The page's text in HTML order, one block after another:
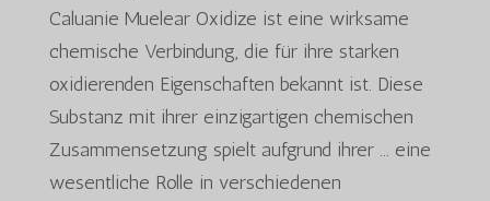
Caluanie Muelear Oxidize ist eine wirksame
chemische Verbindung, die für ihre starken
oxidierenden Eigenschaften bekannt ist. Diese
Substanz mit ihrer einzigartigen chemischen
Zusammensetzung spielt aufgrund ihrer ... eine
wesentliche Rolle in verschiedenen